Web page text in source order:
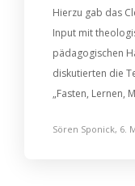
Hierzu gab das
Input mit
pädagogischen
diskutierten die
„Fasten, Lernen,
Sören Sponick, 6.